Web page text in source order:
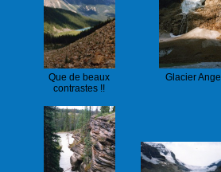
Que de beaux
contrastes !!
Glacier Angel